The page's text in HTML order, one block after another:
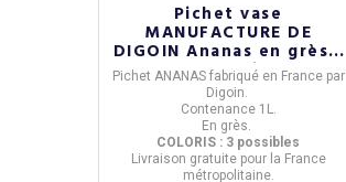
Pichet vase
MANUFACTURE DE
DIGOIN Ananas en grès -
3 coloris
Pichet ANANAS fabriqué en Francepar
Digoin.
Contenance 1L.
En grès.
COLORIS : 3 possibles
Livraison gratuite pour la France
métropolitaine.